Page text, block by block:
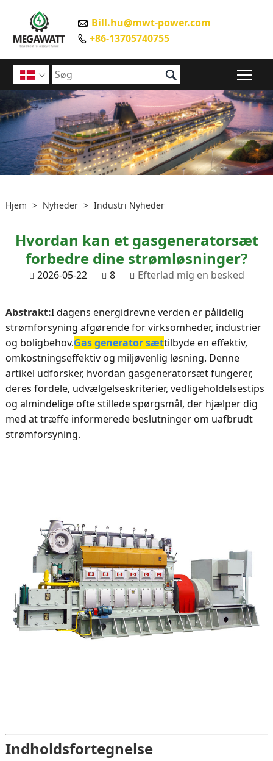
 Bill.hu@mwt-power.com
 +86-13705740755
 
Hjem > Nyheder > Industri Nyheder
Hvordan kan et gasgeneratorsæt
forbedre dine strømløsninger?
2026-05-22 8 Efterlad mig en besked
Abstrakt:I dagens energidrevne verden er pålidelig
strømforsyning afgørende for virksomheder, industrier
og boligbehov.Gas generator sættilbyde en effektiv,
omkostningseffektiv og miljøvenlig løsning. Denne
artikel udforsker, hvordan gasgeneratorsæt fungerer,
deres fordele, udvælgelseskriterier, vedligeholdelsestips
og almindelige ofte stillede spørgsmål, der hjælper dig
med at træffe informerede beslutninger om uafbrudt
strømforsyning.
Indholdsfortegnelse